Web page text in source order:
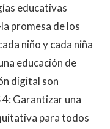
educativas
promesa de los
niño y cada niña
educación de
digital son
Garantizar una
para todos